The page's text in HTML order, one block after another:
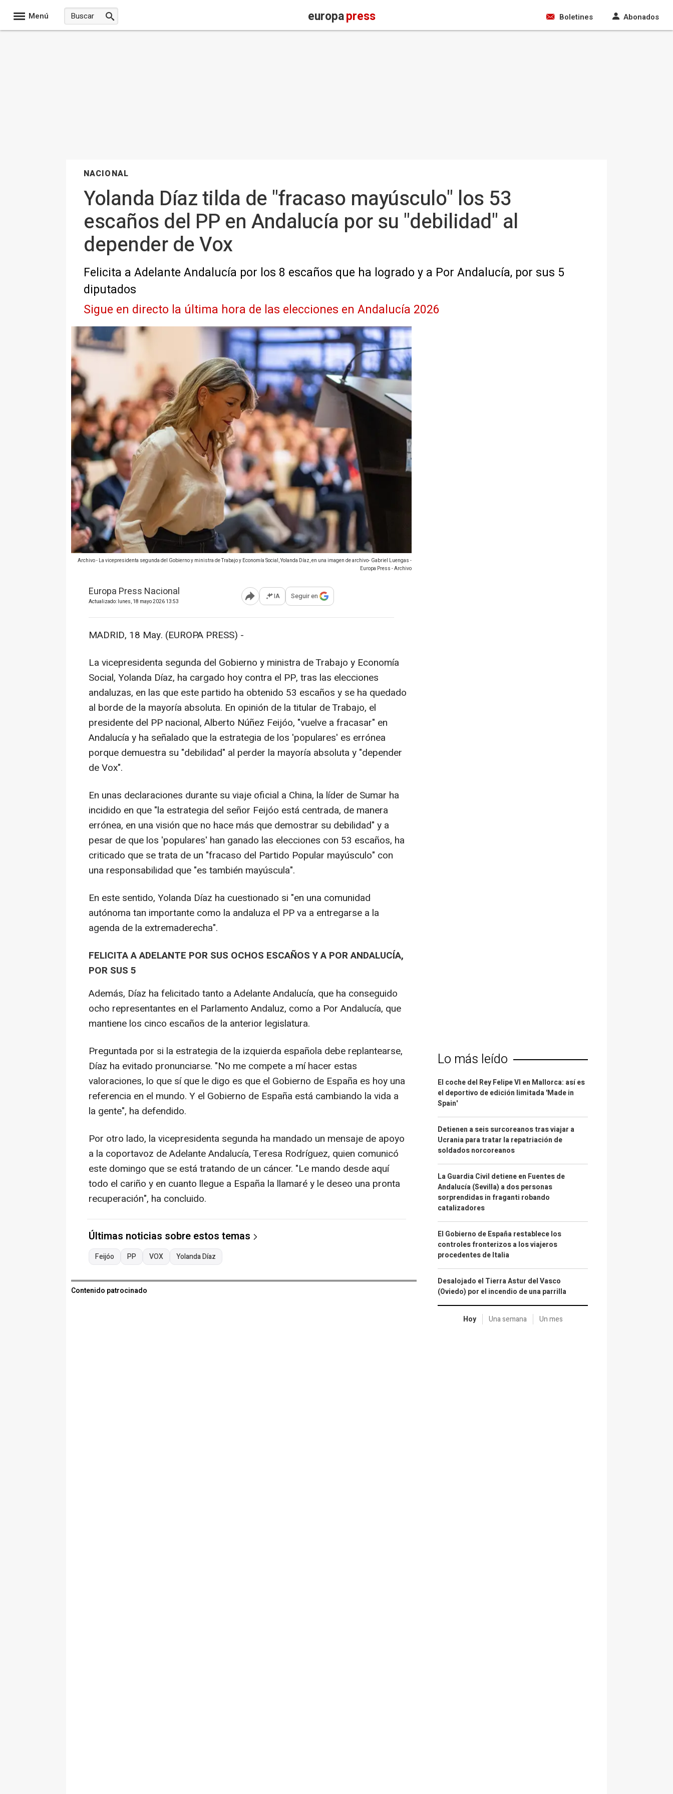
Menú europapress Boletines Abonados
NACIONAL
Yolanda Díaz tilda de "fracaso mayúsculo" los 53
escaños del PP en Andalucía por su "debilidad" al
depender de Vox
Felicita a Adelante Andalucía por los 8 escaños que ha logrado y a Por Andalucía, por sus 5
diputados
Sigue en directo la última hora de las elecciones en Andalucía 2026
Archivo - La vicepresidenta segunda del Gobierno y ministra de Trabajo y Economía Social, Yolanda Díaz, en una imagen de archivo- Gabriel Luengas -
Europa Press - Archivo
Europa Press Nacional
Actualizado: lunes, 18 mayo 2026 13:53 Abrir opciones para compartir
IA Seguir en
MADRID, 18 May. (EUROPA PRESS) -
La vicepresidenta segunda del Gobierno y ministra de Trabajo y Economía
Social, Yolanda Díaz, ha cargado hoy contra el PP, tras las elecciones
andaluzas, en las que este partido ha obtenido 53 escaños y se ha quedado
al borde de la mayoría absoluta. En opinión de la titular de Trabajo, el
presidente del PP nacional, Alberto Núñez Feijóo, "vuelve a fracasar" en
Andalucía y ha señalado que la estrategia de los 'populares' es errónea
porque demuestra su "debilidad" al perder la mayoría absoluta y "depender
de Vox".
En unas declaraciones durante su viaje oficial a China, la líder de Sumar ha
incidido en que "la estrategia del señor Feijóo está centrada, de manera
errónea, en una visión que no hace más que demostrar su debilidad" y a
pesar de que los 'populares' han ganado las elecciones con 53 escaños, ha
criticado que se trata de un "fracaso del Partido Popular mayúsculo" con
una responsabilidad que "es también mayúscula".
En este sentido, Yolanda Díaz ha cuestionado si "en una comunidad
autónoma tan importante como la andaluza el PP va a entregarse a la
agenda de la extremaderecha".
FELICITA A ADELANTE POR SUS OCHOS ESCAÑOS Y A POR ANDALUCÍA,
POR SUS 5
Además, Díaz ha felicitado tanto a Adelante Andalucía, que ha conseguido
ocho representantes en el Parlamento Andaluz, como a Por Andalucía, que
mantiene los cinco escaños de la anterior legislatura.
Preguntada por si la estrategia de la izquierda española debe replantearse,
Díaz ha evitado pronunciarse. "No me compete a mí hacer estas
valoraciones, lo que sí que le digo es que el Gobierno de España es hoy una
referencia en el mundo. Y el Gobierno de España está cambiando la vida a
la gente", ha defendido.
Por otro lado, la vicepresidenta segunda ha mandado un mensaje de apoyo
a la coportavoz de Adelante Andalucía, Teresa Rodríguez, quien comunicó
este domingo que se está tratando de un cáncer. "Le mando desde aquí
todo el cariño y en cuanto llegue a España la llamaré y le deseo una pronta
recuperación", ha concluido.
Últimas noticias sobre estos temas
Feijóo PP VOX Yolanda Díaz
Contenido patrocinado
Lo más leído
El coche del Rey Felipe VI en Mallorca: así es
el deportivo de edición limitada 'Made in
Spain'
Detienen a seis surcoreanos tras viajar a
Ucrania para tratar la repatriación de
soldados norcoreanos
La Guardia Civil detiene en Fuentes de
Andalucía (Sevilla) a dos personas
sorprendidas in fraganti robando
catalizadores
El Gobierno de España restablece los
controles fronterizos a los viajeros
procedentes de Italia
Desalojado el Tierra Astur del Vasco
(Oviedo) por el incendio de una parrilla
Hoy Una semana Un mes